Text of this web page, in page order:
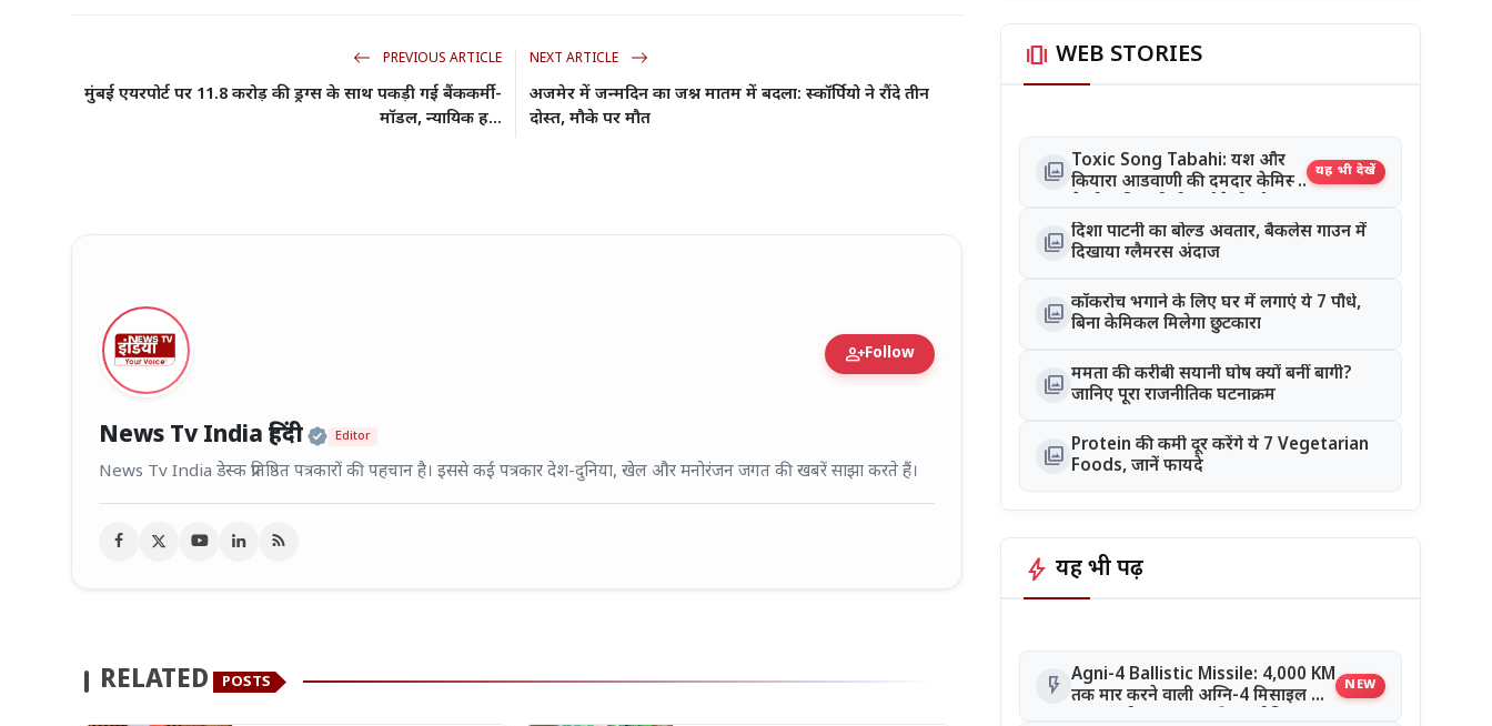
PREVIOUS ARTICLE
मुंबई एयरपोर्ट पर 11.8 करोड़ की ड्रग्स के साथ पकड़ी गई बैंककर्मी-
मॉडल, न्यायिक ह...
NEXT ARTICLE
अजमेर में जन्मदिन का जश्न मातम में बदला: स्कॉर्पियो ने रौंदे तीन
दोस्त, मौके पर मौत
person_addFollow
News Tv India हिंदी Official | Verified Expert • 27 Mar, 2026
Editor
News Tv India डेस्क प्रतिष्ठित पत्रकारों की पहचान है। इससे कई पत्रकार देश-दुनिया, खेल और मनोरंजन जगत की खबरें साझा करते हैं।
RELATED POSTS
amp_stories WEB STORIES
photo_library Toxic Song Tabahi: यश और
कियारा आडवाणी की दमदार केमिस्ट्री
मीडिया पर छाया गाना
यह भी देखें
photo_library दिशा पाटनी का बोल्ड अवतार, बैकलेस गाउन में
दिखाया ग्लैमरस अंदाज
photo_library कॉकरोच भगाने के लिए घर में लगाएं ये 7 पौधे,
बिना केमिकल मिलेगा छुटकारा
photo_library ममता की करीबी सयानी घोष क्यों बनीं बागी?
जानिए पूरा राजनीतिक घटनाक्रम
photo_library Protein की कमी दूर करेंगे ये 7 Vegetarian
Foods, जानें फायदे
bolt यह भी पढ़ें
flash_on Agni-4 Ballistic Missile: 4,000 KM
तक मार करने वाली अग्नि-4 मिसाइल का
NEW